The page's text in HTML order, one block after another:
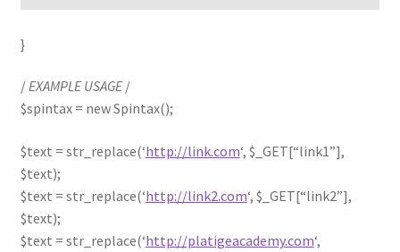
}
/EXAMPLE USAGE/
$spintax = new Spintax();
$text = str_replace(‘http://link.com‘, $_GET[“link1”],
$text);
$text = str_replace(‘http://link2.com‘, $_GET[“link2”],
$text);
$text = str_replace(‘http://platigeacademy.com‘,